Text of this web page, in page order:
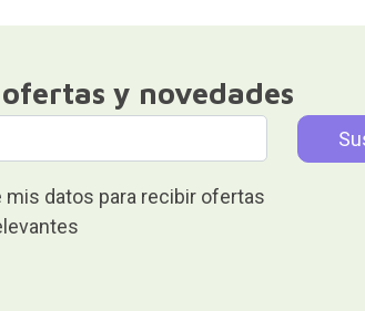
y novedades
datos para recibir ofertas